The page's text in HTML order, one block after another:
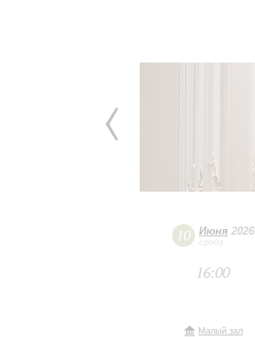
10 Июня 2026
среда
16:00
Малый зал